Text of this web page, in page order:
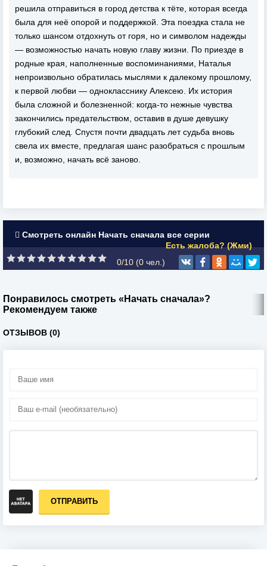
решила отправиться в город детства к тёте, которая всегда
была для неё опорой и поддержкой. Эта поездка стала не
только шансом отдохнуть от горя, но и символом надежды
— возможностью начать новую главу жизни. По приезде в
родные края, наполненные воспоминаниями, Наталья
непроизвольно обратилась мыслями к далекому прошлому,
к первой любви — однокласснику Алексею. Их история
была сложной и болезненной: когда-то нежные чувства
закончились предательством, оставив в душе девушку
глубокий след. Спустя почти двадцать лет судьба вновь
свела их вместе, предлагая шанс разобраться с прошлым
и, возможно, начать всё заново.
Смотреть онлайн Начать сначала все серии
Есть жалоба? (Жми)
0/10 (0 чел.)
Понравилось смотреть «Начать сначала»?
Рекомендуем также
ОТЗЫВОВ (0)
ОТПРАВИТЬ